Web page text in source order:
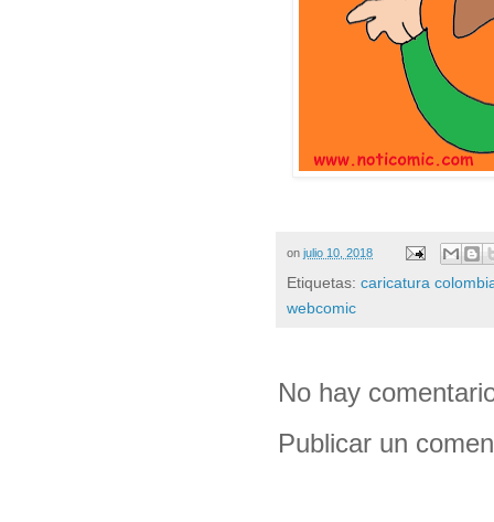
on julio 10, 2018
Etiquetas: caricatura
webcomic
No hay
Publicar un